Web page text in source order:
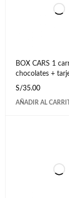
BOX CARS 1
chocolates +
S/35.00
AÑADIR AL